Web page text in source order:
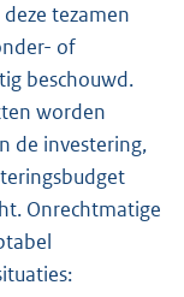
tezamen
of
beschouwd.
worden
de investering,
Onrechtmatige